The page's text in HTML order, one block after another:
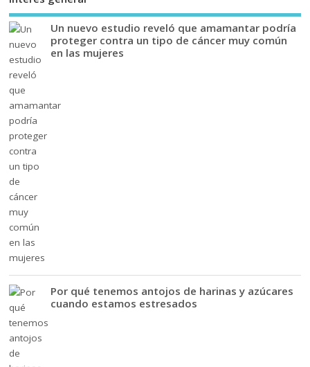
Un nuevo estudio reveló que amamantar podría
proteger contra un tipo de cáncer muy común
en las mujeres
Por qué tenemos antojos de harinas y azúcares
cuando estamos estresados